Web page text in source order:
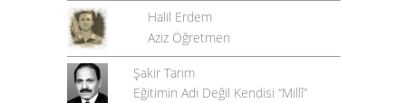
Halil Erdem
Aziz Öğretmen
Şakir Tarım
Eğitimin Adı Değil Kendisi “Millî”